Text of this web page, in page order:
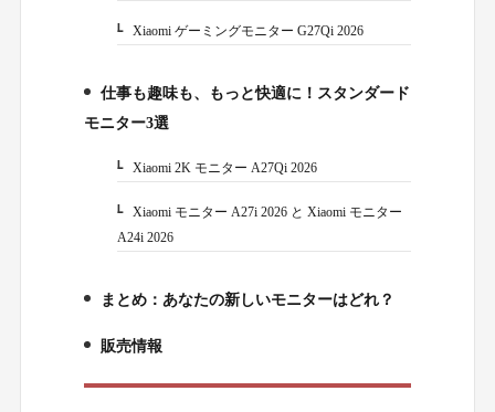
1-3.Xiaomi ゲーミングモニター G27Qi 2026
仕事も趣味も、もっと快適に！スタンダード
モニター3選
2-1.Xiaomi 2K モニター A27Qi 2026
2-2.Xiaomi モニター A27i 2026 と Xiaomi モニター
A24i 2026
まとめ：あなたの新しいモニターはどれ？
4.
販売情報